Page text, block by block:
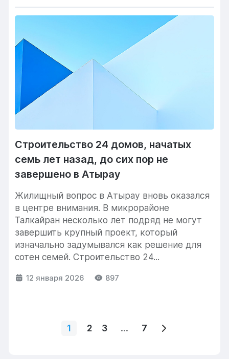
Строительство 24 домов, начатых
семь лет назад, до сих пор не
завершено в Атырау
Жилищный вопрос в Атырау вновь оказался
в центре внимания. В микрорайоне
Талкайран несколько лет подряд не могут
завершить крупный проект, который
изначально задумывался как решение для
сотен семей. Строительство 24...
12 января 2026 897
1 2 3 ... 7